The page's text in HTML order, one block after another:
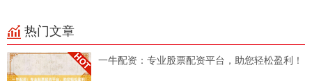
热门文章
一牛配资：专业股票配资平台，助您轻松盈利！